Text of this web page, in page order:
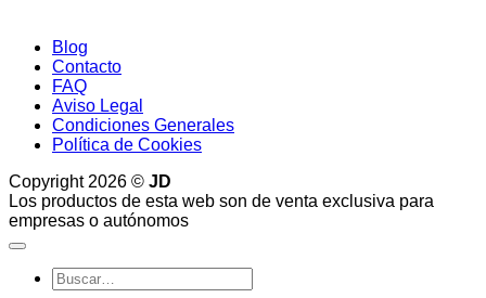
Blog
Contacto
FAQ
Aviso Legal
Condiciones Generales
Política de Cookies
Copyright 2026 © JD
Los productos de esta web son de venta exclusiva para
empresas o autónomos
Buscar